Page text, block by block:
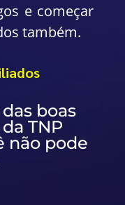
e começar
também.
boas
TNP
não pode